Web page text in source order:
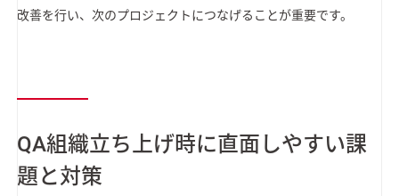
改善を行い、次のプロジェクトにつなげることが重要です。
QA組織立ち上げ時に直面しやすい課
題と対策